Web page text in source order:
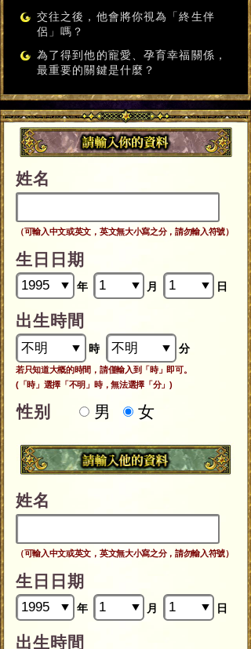
交往之後，他會將你視為「終生伴
侶」嗎？
為了得到他的寵愛、孕育幸福關係，
最重要的關鍵是什麼？
姓名
（可輸入中文或英文，英文無大小寫之分，請勿輸入符號）
生日日期
年 月 日
出生時間
時 分
若只知道大概的時間，請僅輸入到「時」即可。
(「時」選擇「不明」時，無法選擇「分」)
性别 男 女
姓名
（可輸入中文或英文，英文無大小寫之分，請勿輸入符號）
生日日期
年 月 日
出生時間